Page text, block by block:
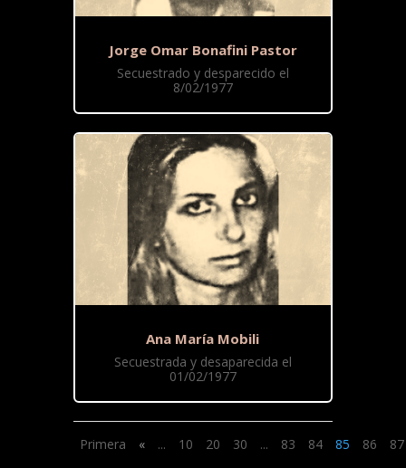
Jorge Omar Bonafini Pastor
Secuestrado y desparecido el
8/02/1977
Ana María Mobili
Secuestrada y desaparecida el
01/02/1977
Primera « ... 10 20 30 ... 83 84 85 86 87